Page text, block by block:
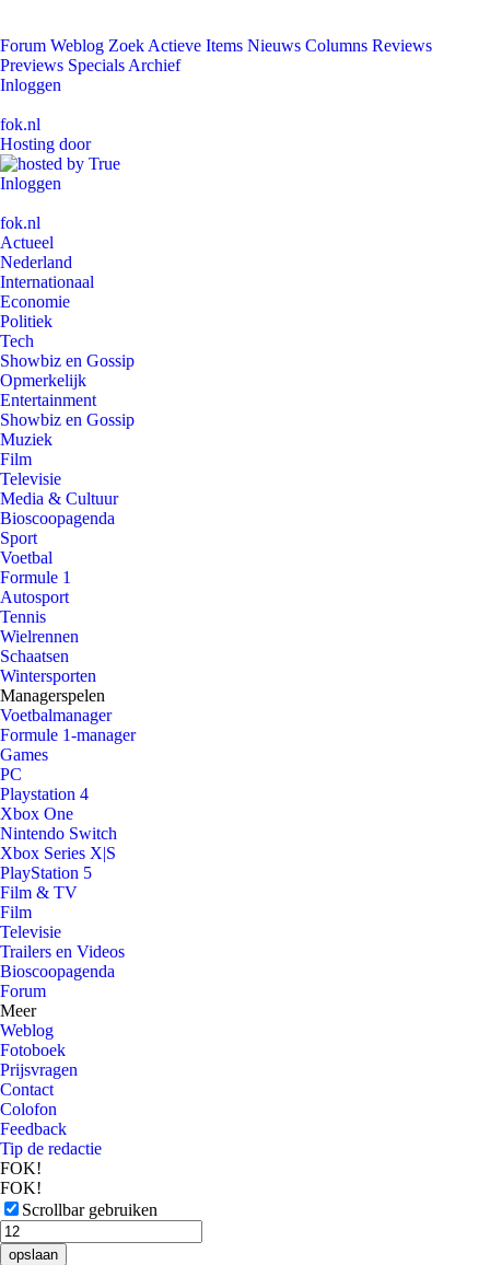
Forum Weblog Zoek Actieve Items Nieuws Columns Reviews
Previews Specials Archief
Inloggen
fok.nl
Hosting door
Inloggen
fok.nl
Actueel
Nederland
Internationaal
Economie
Politiek
Tech
Showbiz en Gossip
Opmerkelijk
Entertainment
Showbiz en Gossip
Muziek
Film
Televisie
Media & Cultuur
Bioscoopagenda
Sport
Voetbal
Formule 1
Autosport
Tennis
Wielrennen
Schaatsen
Wintersporten
Managerspelen
Voetbalmanager
Formule 1-manager
Games
PC
Playstation 4
Xbox One
Nintendo Switch
Xbox Series X|S
PlayStation 5
Film & TV
Film
Televisie
Trailers en Videos
Bioscoopagenda
Forum
Meer
Weblog
Fotoboek
Prijsvragen
Contact
Colofon
Feedback
Tip de redactie
FOK!
FOK!
Scrollbar gebruiken
opslaan